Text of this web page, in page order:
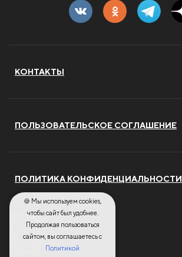
КОНТАКТЫ
ПОЛЬЗОВАТЕЛЬСКОЕ СОГЛАШЕНИЕ
ПОЛИТИКА КОНФИДЕНЦИАЛЬНОСТИ
🍪 Мы используем cookies,
чтобы сайт был удобнее.
Продолжая пользоваться
сайтом, вы соглашаетесь с
Политикой